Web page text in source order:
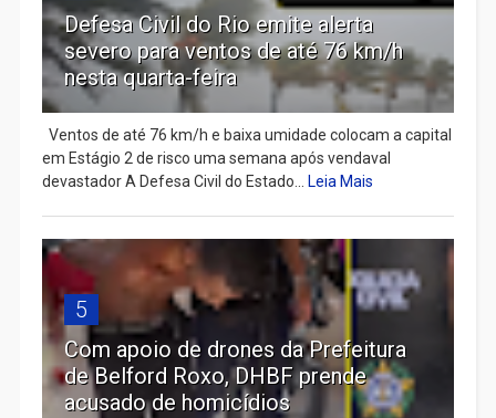
Defesa Civil do Rio emite alerta
severo para ventos de até 76 km/h
nesta quarta-feira
Ventos de até 76 km/h e baixa umidade colocam a capital
em Estágio 2 de risco uma semana após vendaval
devastador A Defesa Civil do Estado... Leia Mais
5
Com apoio de drones da Prefeitura
de Belford Roxo, DHBF prende
acusado de homicídios